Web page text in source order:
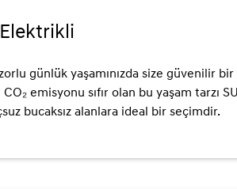
günlük yaşamınızda size güvenilir
emisyonu sıfır olan bu yaşam tarzı
bucaksız alanlara ideal bir seçimdir.